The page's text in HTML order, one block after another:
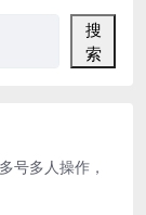
搜
索
号多人操作，